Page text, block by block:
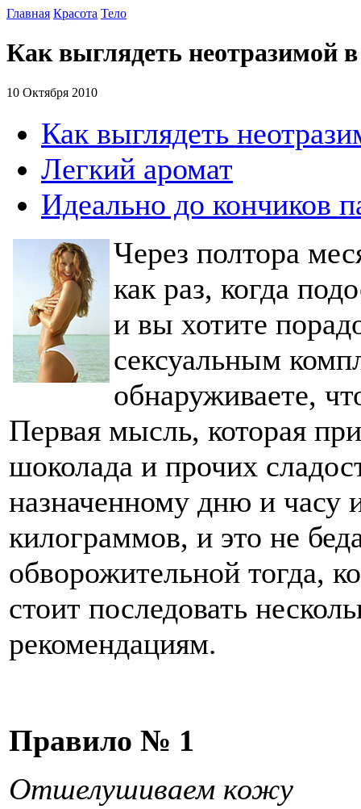
Главная Красота Тело
Как выглядеть неотразимой
10 Октября 2010
Как выглядеть
Легкий аромат
Идеально до кончиков
Через полтора
как раз, когда
и вы хотите
сексуальным
обнаруживаете,
Первая мысль, которая
шоколада и прочих
назначенному дню и часу
килограммов, и это не
обворожительной тогда,
стоит последовать
рекомендациям.
Правило № 1
Отшелушиваем кожу